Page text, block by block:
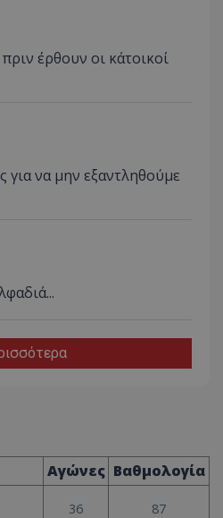
έρθουν οι κάτοικοί
να μην εξαντληθούμε
Αγώνες Βαθμολογία
36 87